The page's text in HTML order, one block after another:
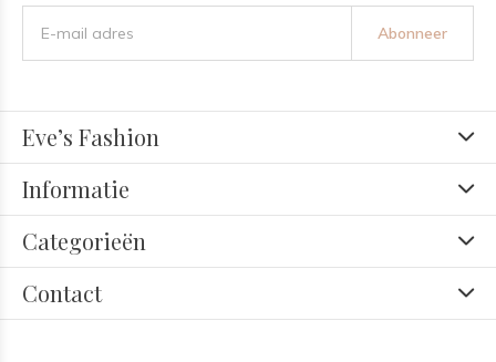
Abonneer
Eve’s Fashion
Informatie
Categorieën
Contact